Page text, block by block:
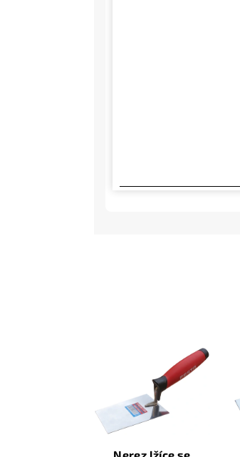
Nerez lžíce se